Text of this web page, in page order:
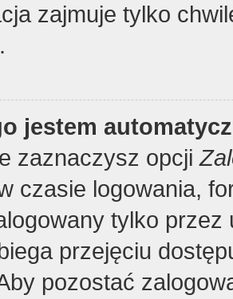
zajmuje tylko
jestem
zaznaczysz opcji
czasie logowania,
tylko
przejęciu
pozostać